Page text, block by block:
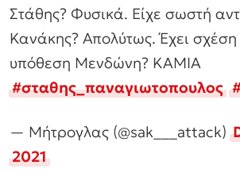
Στάθης? Φυσικά. Είχε σωστή
Κανάκης? Απολύτως. Έχει σχέση
υπόθεση Μενδώνη? ΚΑΜΙΑ
#σταθης_παναγιωτοπουλος
— Μήτρογλας (@sak___attack)
2021